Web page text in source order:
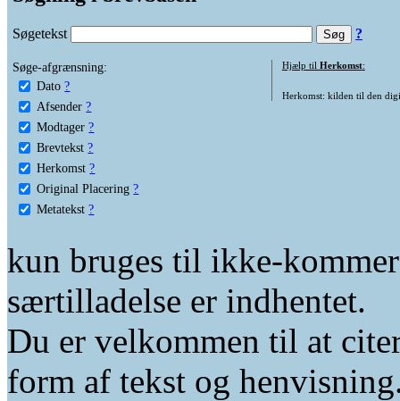
Søgetekst ?
Søge-afgrænsning:
Dato ?
Afsender ?
Modtager ?
Brevtekst ?
Herkomst ?
Original Placering ?
Metatekst ?
Hjælp til Herkomst:
Herkomst: kilden til den
kun bruges til ikke-
særtilladelse er indhentet.
Du er velkommen til at
form af tekst og